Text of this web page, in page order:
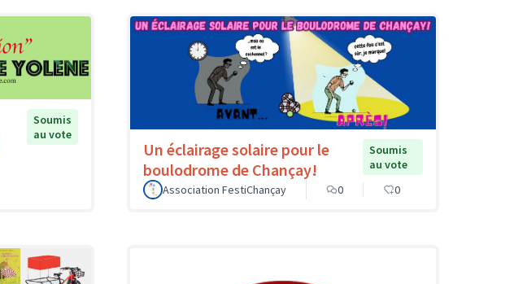
Soumis
au vote
Un éclairage solaire pour le
boulodrome de Chançay!
Soumis
au vote
Association FestiChançay
0 0